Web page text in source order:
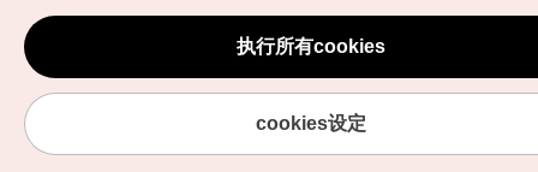
VISITKOREA官方邮箱
chnsim@knto.or.kr
执行所有cookies
cookies设定